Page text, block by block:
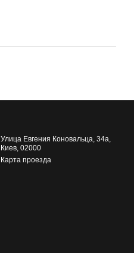
Улица Евгения Коновальца, 34а,
Киев, 02000
Карта проезда